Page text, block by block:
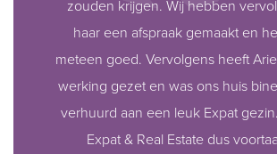
zouden krijgen. Wij hebben
haar een afspraak gemaakt en
meteen goed. Vervolgens heeft
werking gezet en was ons huis
verhuurd aan een leuk Expat
Expat & Real Estate dus